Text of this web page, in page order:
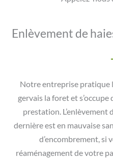
Enlèvement de
Notre entreprise pratique
gervais la foret et
prestation. L’enlèvement
dernière est en mauvaise
d’encombrement, si
réaménagement de votre